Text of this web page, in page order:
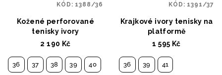
Kožené perforované
tenisky ivory
2 190 Kč
36 37 38 39 40
KÓD: 1388/36
Krajkové ivory tenisky na
platformě
1 595 Kč
36 39 41
KÓD: 1391/37